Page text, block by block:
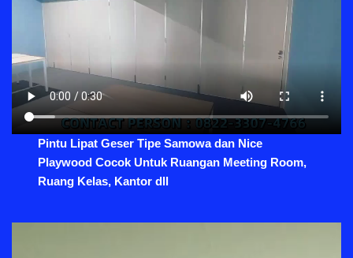
Pintu Lipat Geser Tipe Samowa dan Nice
Playwood Cocok Untuk Ruangan Meeting Room,
Ruang Kelas, Kantor dll